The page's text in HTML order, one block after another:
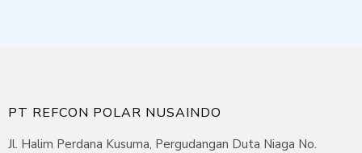
PT REFCON POLAR NUSAINDO
Jl. Halim Perdana Kusuma, Pergudangan Duta Niaga No.